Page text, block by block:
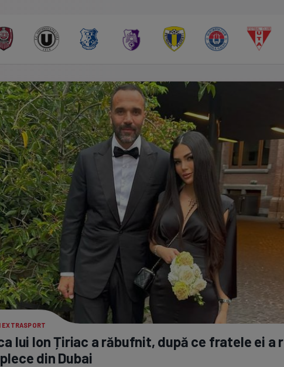
EXTRASPORT
lui Ion Țiriac a răbufnit, după ce fratele ei a
din Dubai